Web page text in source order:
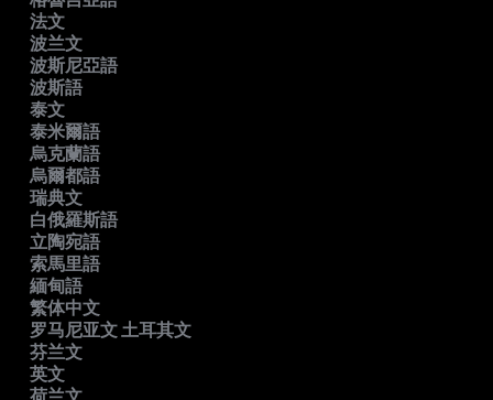
法文
波兰文
波斯尼亞語
波斯語
泰文
泰米爾語
烏克蘭語
烏爾都語
瑞典文
白俄羅斯語
立陶宛語
索馬里語
緬甸語
繁体中文
罗马尼亚文 土耳其文
芬兰文
英文